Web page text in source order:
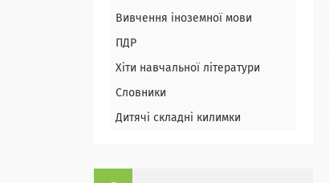
Вивчення іноземної мови
ПДР
Хіти навчальної літератури
Словники
Дитячі складні килимки